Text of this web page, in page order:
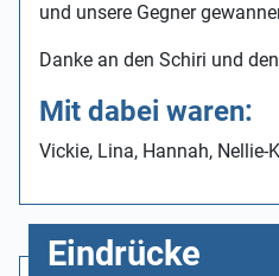
und unsere Gegner
Danke an den Schiri und
Mit dabei waren:
Vickie, Lina, Hannah, Nellie-
Eindrücke